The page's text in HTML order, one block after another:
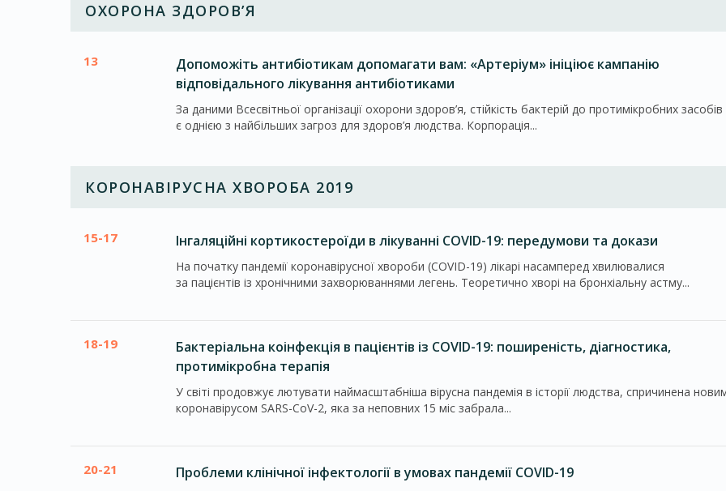
ОХОРОНА ЗДОРОВ’Я
13
Допоможіть антибіотикам допомагати вам: «Артеріум» ініціює кампанію
відповідального лікування антибіотиками
За даними Всесвітньої організації охорони здоров’я, стійкість бактерій до протимікробних засобів
є однією з найбільших загроз для здоров’я людства. Корпорація...
КОРОНАВІРУСНА ХВОРОБА 2019
15-17 Інгаляційні кортикостероїди в лікуванні COVID-19: передумови та докази
На початку пандемії коронавірусної хвороби (COVID-19) лікарі насамперед хвилювалися
за пацієнтів із хронічними захворюваннями легень. Теоретично хворі на бронхіальну астму...
18-19
Бактеріальна коінфекція в пацієнтів із COVID-19: поширеність, діагностика,
протимікробна терапія
У світі продовжує лютувати наймасштабніша вірусна пандемія в історії людства, спричинена
коронавірусом SARS-CoV-2, яка за неповних 15 міс забрала...
20-21 Проблеми клінічної інфектології в умовах пандемії COVID-19